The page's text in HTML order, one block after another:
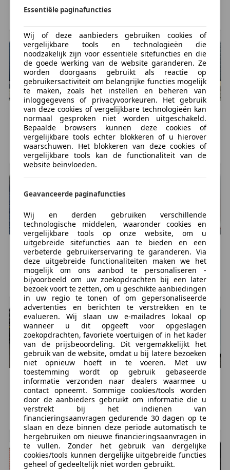
14.422 km, 10/2020
Overig Overig
€ 1.499
5 km, 01/2026
GIETEN, NL
OverigOverig
€ 1.499
5 km, 01/2026
GIETEN, NL
OverigOverig
€ 1.850
2 km, 11/2024
's-Gravenhage, NL
Overig Overig
€ 1.590
6.938 km, 01/2021
OverigOverig
€ 2.898
1 km, 01/2023
HARDINXVELD-GIESSENDAM, NL
SYMOverig
€ 1.350 1
2.798 km, 05/2022
VEENDAM, NL
Essentiële paginafuncties
Wij of deze aanbieders gebruiken cookies of
vergelijkbare tools en technologieën die
noodzakelijk zijn voor essentiële sitefuncties en die
de goede werking van de website garanderen. Ze
worden doorgaans gebruikt als reactie op
gebruikersactiviteit om belangrijke functies mogelijk
te maken, zoals het instellen en beheren van
inloggegevens of privacyvoorkeuren. Het gebruik
van deze cookies of vergelijkbare technologieën kan
normaal gesproken niet worden uitgeschakeld.
Bepaalde browsers kunnen deze cookies of
vergelijkbare tools echter blokkeren of u hierover
waarschuwen. Het blokkeren van deze cookies of
vergelijkbare tools kan de functionaliteit van de
website beïnvloeden.
Geavanceerde paginafuncties
Wij en derden gebruiken verschillende
technologische middelen, waaronder cookies en
vergelijkbare tools op onze website, om u
uitgebreide sitefuncties aan te bieden en een
verbeterde gebruikerservaring te garanderen. Via
deze uitgebreide functionaliteiten maken we het
mogelijk om ons aanbod te personaliseren -
bijvoorbeeld om uw zoekopdrachten bij een later
bezoek voort te zetten, om u geschikte aanbiedingen
in uw regio te tonen of om gepersonaliseerde
advertenties en berichten te verstrekken en te
evalueren. Wij slaan uw e-mailadres lokaal op
wanneer u dit opgeeft voor opgeslagen
zoekopdrachten, favoriete voertuigen of in het kader
van de prijsbeoordeling. Dit vergemakkelijkt het
gebruik van de website, omdat u bij latere bezoeken
niet opnieuw hoeft in te voeren. Met uw
toestemming wordt op gebruik gebaseerde
informatie verzonden naar dealers waarmee u
contact opneemt. Sommige cookies/tools worden
door de aanbieders gebruikt om informatie die u
verstrekt bij het indienen van
financieringsaanvragen gedurende 30 dagen op te
slaan en deze binnen deze periode automatisch te
hergebruiken om nieuwe financieringsaanvragen in
te vullen. Zonder het gebruik van dergelijke
cookies/tools kunnen dergelijke uitgebreide functies
geheel of gedeeltelijk niet worden gebruikt.